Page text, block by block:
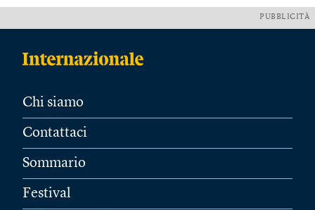
PUBBLICITÀ
Chi siamo
Contattaci
Sommario
Festival